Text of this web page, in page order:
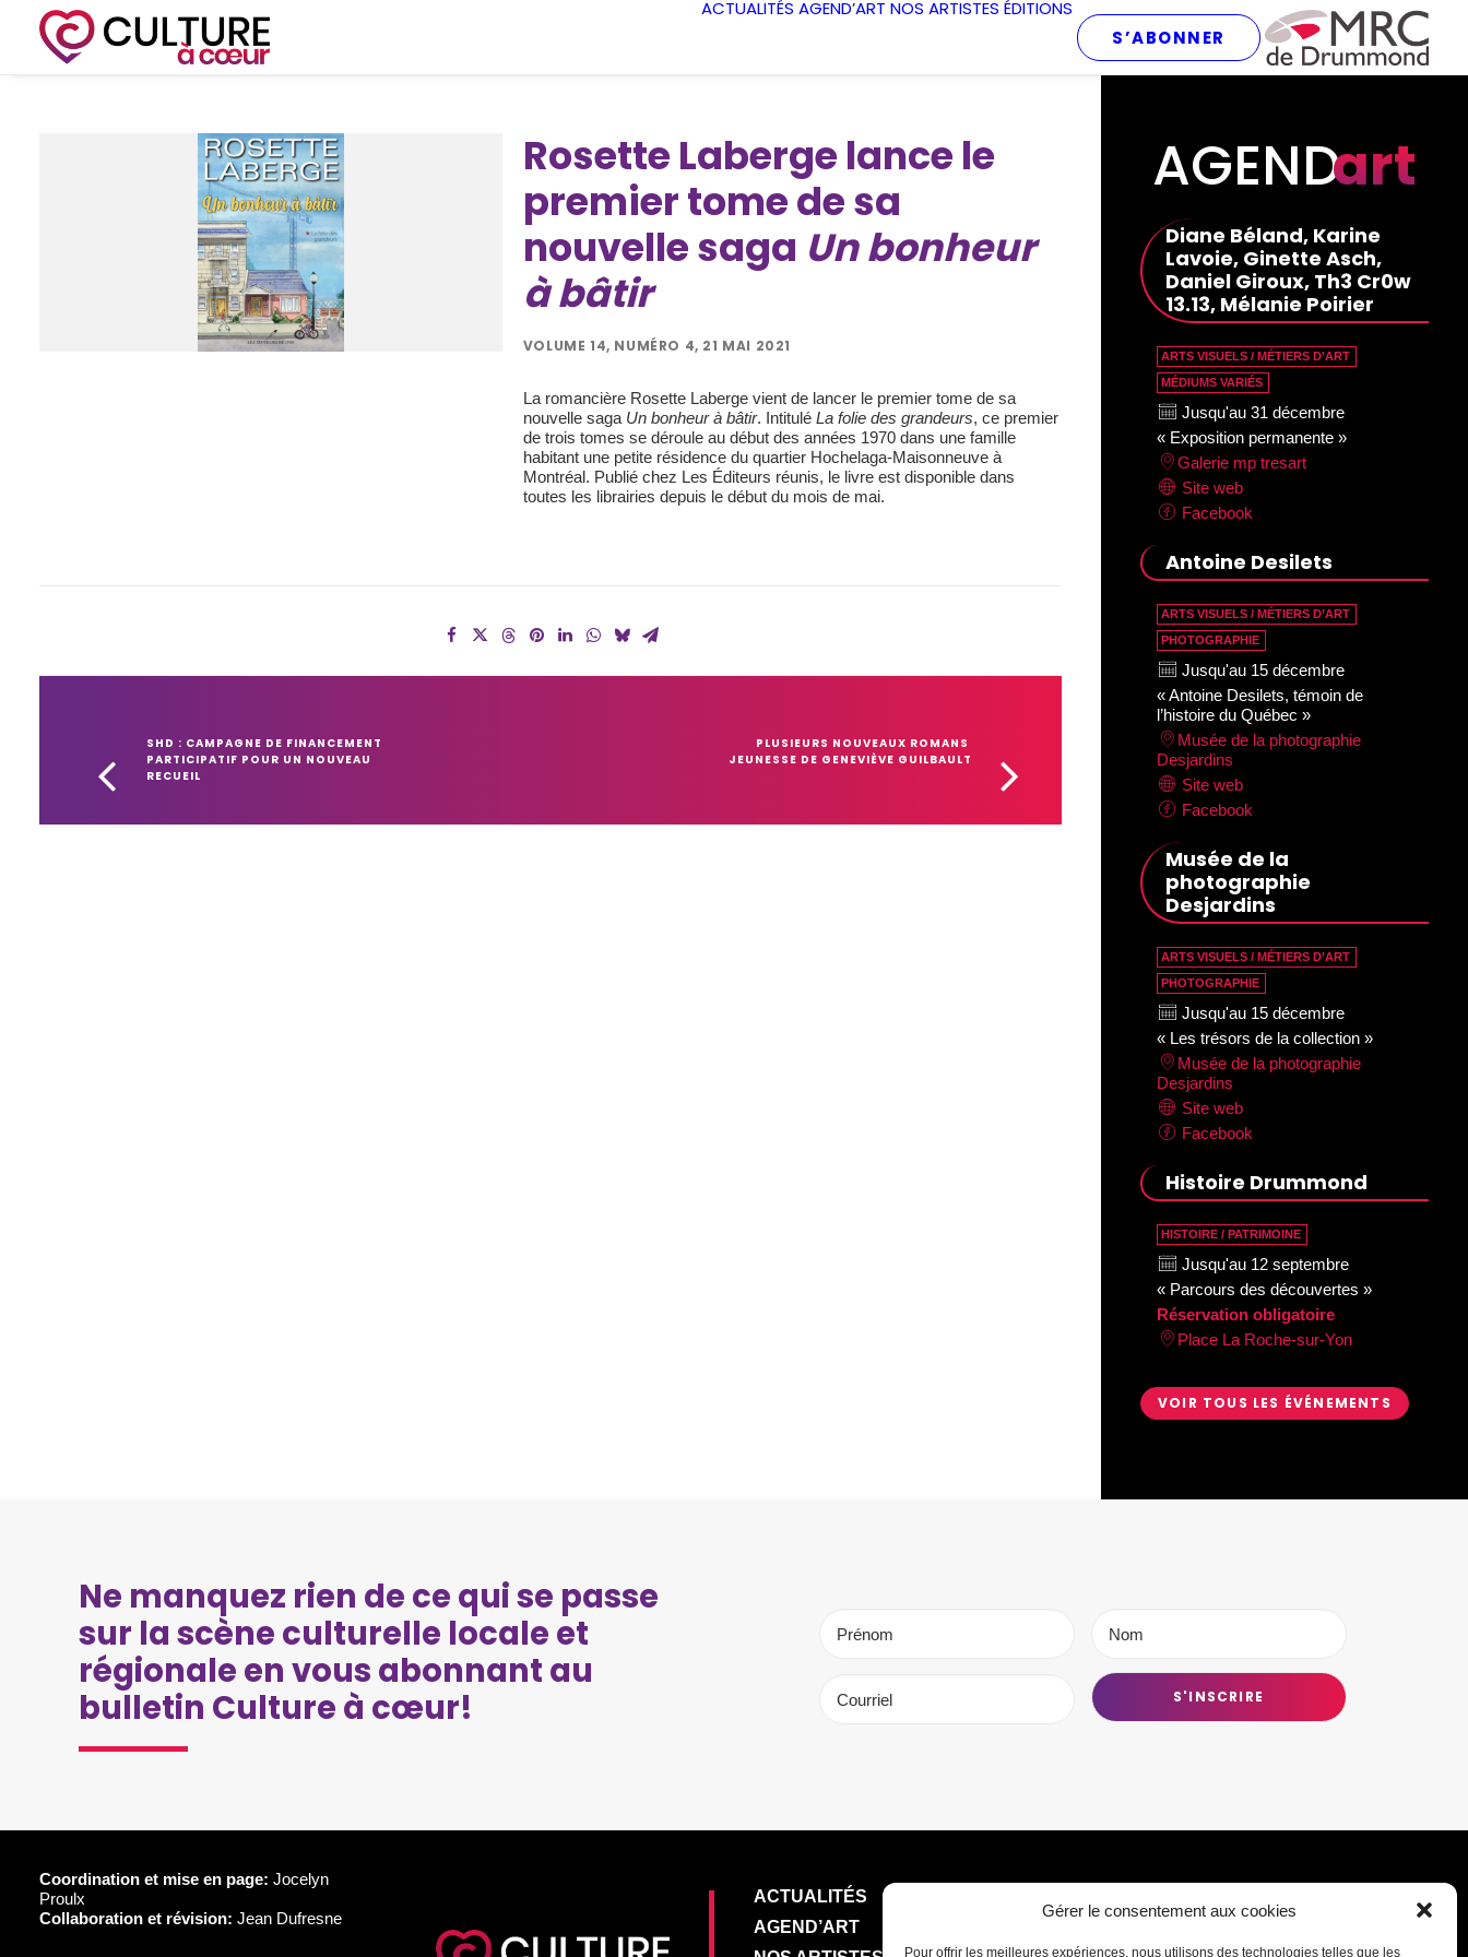
Gérer le consentement aux cookies
Pour offrir les meilleures expériences, nous utilisons des technologies telles que les
ACTUALITÉS AGEND’ART NOS ARTISTES ÉDITIONS
S’ABONNER
Rosette Laberge lance le
premier tome de sa
nouvelle saga Un bonheur
à bâtir
VOLUME 14, NUMÉRO 4, 21 MAI 2021
La romancière Rosette Laberge vient de lancer le premier tome de sa
nouvelle saga Un bonheur à bâtir. Intitulé La folie des grandeurs, ce premier
de trois tomes se déroule au début des années 1970 dans une famille
habitant une petite résidence du quartier Hochelaga-Maisonneuve à
Montréal. Publié chez Les Éditeurs réunis, le livre est disponible dans
toutes les librairies depuis le début du mois de mai.
SHD : CAMPAGNE DE FINANCEMENT
PARTICIPATIF POUR UN NOUVEAU
RECUEIL
PLUSIEURS NOUVEAUX ROMANS
JEUNESSE DE GENEVIÈVE GUILBAULT
AGENDart
Diane Béland, Karine
Lavoie, Ginette Asch,
Daniel Giroux, Th3 Cr0w
13.13, Mélanie Poirier
ARTS VISUELS / MÉTIERS D’ART
MÉDIUMS VARIÉS
Jusqu'au 31 décembre
« Exposition permanente »
Galerie mp tresart
Site web
Facebook
Antoine Desilets
ARTS VISUELS / MÉTIERS D’ART
PHOTOGRAPHIE
Jusqu'au 15 décembre
« Antoine Desilets, témoin de
l’histoire du Québec »
Musée de la photographie
Desjardins
Site web
Facebook
Musée de la
photographie
Desjardins
ARTS VISUELS / MÉTIERS D’ART
PHOTOGRAPHIE
Jusqu'au 15 décembre
« Les trésors de la collection »
Musée de la photographie
Desjardins
Site web
Facebook
Histoire Drummond
HISTOIRE / PATRIMOINE
Jusqu'au 12 septembre
« Parcours des découvertes »
Réservation obligatoire
Place La Roche-sur-Yon
VOIR TOUS LES ÉVÉNEMENTS
Ne manquez rien de ce qui se passe
sur la scène culturelle locale et
régionale en vous abonnant au
bulletin Culture à cœur!
Coordination et mise en page: Jocelyn
Proulx
Collaboration et révision: Jean Dufresne
ACTUALITÉS
AGEND’ART